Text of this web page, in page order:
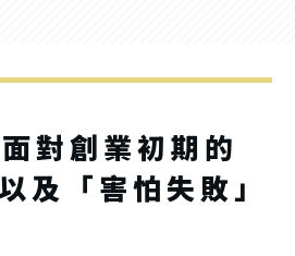
對創業初期的
及「害怕失敗」